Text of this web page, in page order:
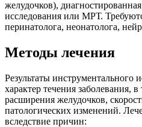
желудочков), диагностированная
исследования или МРТ.
перинатолога, неонатолога,
Методы лечения
Результаты инструментального
характер течения заболевания,
расширения желудочков,
патологических изменений.
вследствие причин: